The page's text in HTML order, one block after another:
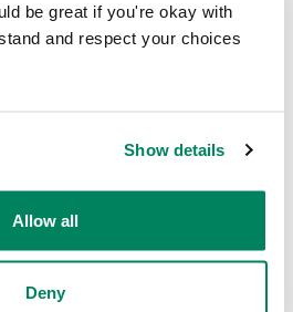
be great if you're okay with
and respect your choices
Show details
Allow all
Deny
anfordern